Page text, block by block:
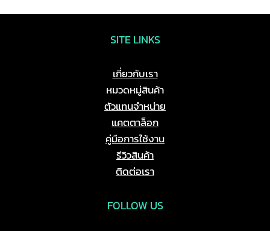
SITE LINKS
เกี่ยวกับเรา
หมวดหมู่สินค้า
ตัวแทนจำหน่าย
แคตตาล็อก
คู่มือการใช้งาน
รีวิวสินค้า
ติดต่อเรา
FOLLOW US